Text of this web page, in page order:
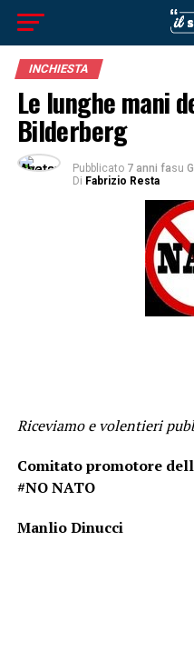
INCHIESTA
Le lunghe mani
Bilderberg
Pubblicato 7 anni fasu
Di Fabrizio Resta
Riceviamo e volentieri
Comitato promotore
#NO NATO
Manlio Dinucci